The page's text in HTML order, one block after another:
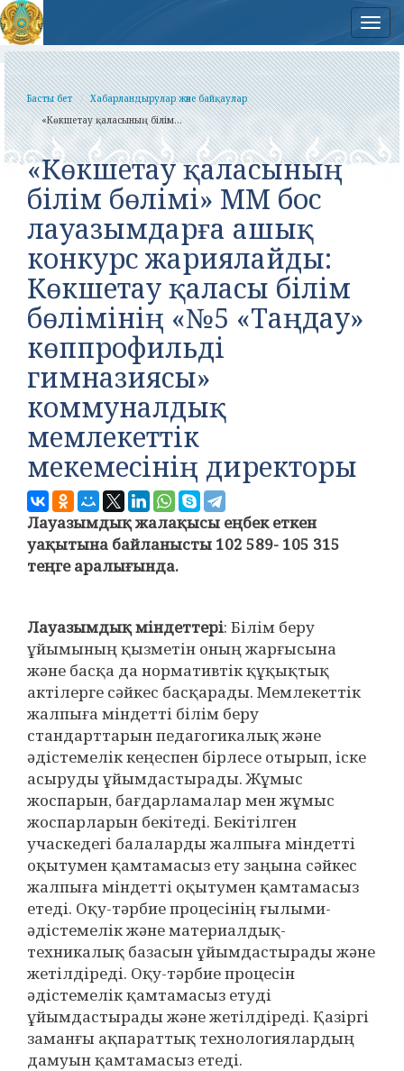
Басты бет
Хабарландырулар және байқаулар
«Көкшетау қаласының білім...
«Көкшетау қаласының
білім бөлімі» ММ бос
лауазымдарға ашық
конкурс жариялайды:
Көкшетау қаласы білім
бөлімінің «№5 «Таңдау»
көппрофильді
гимназиясы»
коммуналдық
мемлекеттік
мекемесінің директоры
Лауазымдық жалақысы еңбек еткен
уақытына байланысты 102 589- 105 315
теңге аралығында.
Лауазымдық міндеттері: Білім беру
ұйымының қызметін оның жарғысына
және басқа да нормативтік құқықтық
актілерге сәйкес басқарады. Мемлекеттік
жалпыға міндетті білім беру
стандарттарын педагогикалық және
әдістемелік кеңеспен бірлесе отырып, іске
асыруды ұйымдастырады. Жұмыс
жоспарын, бағдарламалар мен жұмыс
жоспарларын бекітеді. Бекітілген
учаскедегі балаларды жалпыға міндетті
оқытумен қамтамасыз ету заңына сәйкес
жалпыға міндетті оқытумен қамтамасыз
етеді. Оқу-тәрбие процесінің ғылыми-
әдістемелік және материалдық-
техникалық базасын ұйымдастырады және
жетілдіреді. Оқу-тәрбие процесін
әдістемелік қамтамасыз етуді
ұйымдастырады және жетілдіреді. Қазіргі
заманғы ақпараттық технологиялардың
дамуын қамтамасыз етеді.